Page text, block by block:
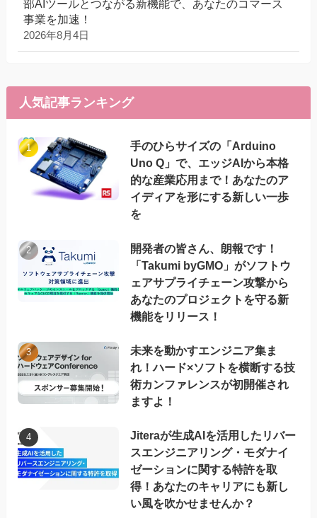
部AIツールとつながる新機能で、あなたのコマース
事業を加速！
2026年8月4日
人気記事ランキング
手のひらサイズの「Arduino
Uno Q」で、エッジAIから本格
的な産業応用まで！あなたのア
イディアを形にする新しい一歩
を
開発者の皆さん、朗報です！
「Takumi byGMO」がソフトウ
ェアサプライチェーン攻撃から
あなたのプロジェクトを守る新
機能をリリース！
未来を動かすエンジニア集ま
れ！ハード×ソフトを横断する技
術カンファレンスが初開催され
ますよ！
Jiteraが生成AIを活用したリバー
スエンジニアリング・モダナイ
ゼーションに関する特許を取
得！あなたのキャリアにも新し
い風を吹かせませんか？